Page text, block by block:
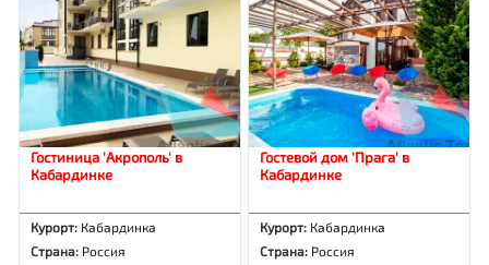
Гостиница 'Акрополь' в
Кабардинке
Курорт: Кабардинка
Страна: Россия
Гостевой дом 'Прага' в
Кабардинке
Курорт: Кабардинка
Страна: Россия